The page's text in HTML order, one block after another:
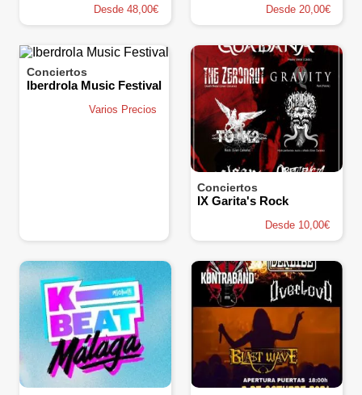
Desde 48,00€ Desde 20,00€
Conciertos
Iberdrola Music Festival
Varios Precios
Conciertos
IX Garita's Rock
Desde 10,00€